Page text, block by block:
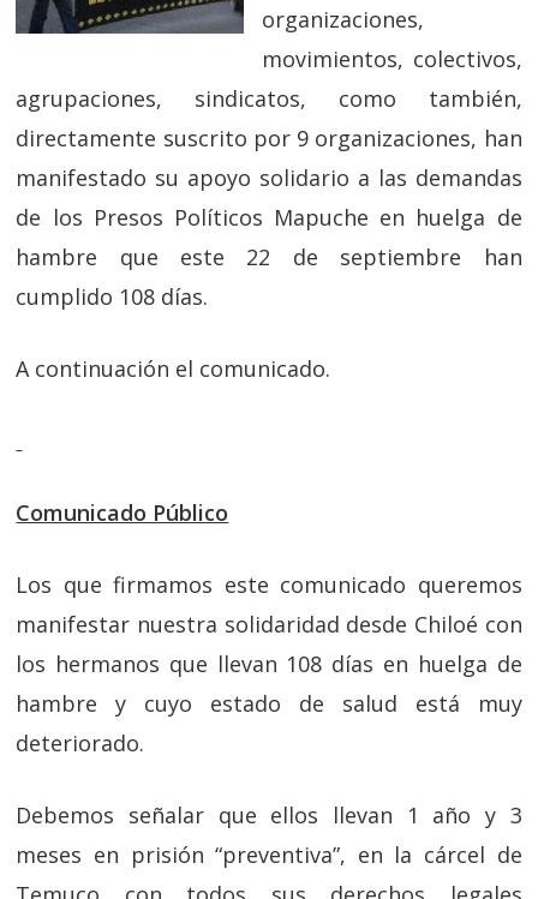
organizaciones,
movimientos, colectivos,
agrupaciones, sindicatos, como también,
directamente suscrito por 9 organizaciones, han
manifestado su apoyo solidario a las demandas
de los Presos Políticos Mapuche en huelga de
hambre que este 22 de septiembre han
cumplido 108 días.
A continuación el comunicado.
Comunicado Público
Los que firmamos este comunicado queremos
manifestar nuestra solidaridad desde Chiloé con
los hermanos que llevan 108 días en huelga de
hambre y cuyo estado de salud está muy
deteriorado.
Debemos señalar que ellos llevan 1 año y 3
meses en prisión “preventiva”, en la cárcel de